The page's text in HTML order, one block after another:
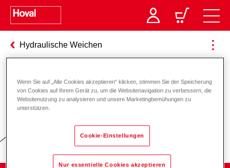
Hydraulische Weichen
Verantwortung für Energie und
Wenn Sie auf „Alle Cookies akzeptieren“ klicken, stimmen Sie der Speicherung
von Cookies auf Ihrem Gerät zu, um die Websitenavigation zu verbessern, die
Websitenutzung zu analysieren und unsere Marketingbemühungen zu
unterstützen.
Cookie-Einstellungen
Nur essentielle Cookies akzeptieren